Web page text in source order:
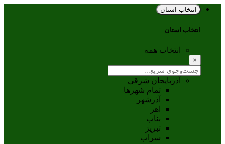
انتخاب استان
انتخاب استان
انتخاب همه
×
آذربایجان شرقی
تمام شهر‌ها
آذرشهر
اهر
بناب
تبريز
سراب